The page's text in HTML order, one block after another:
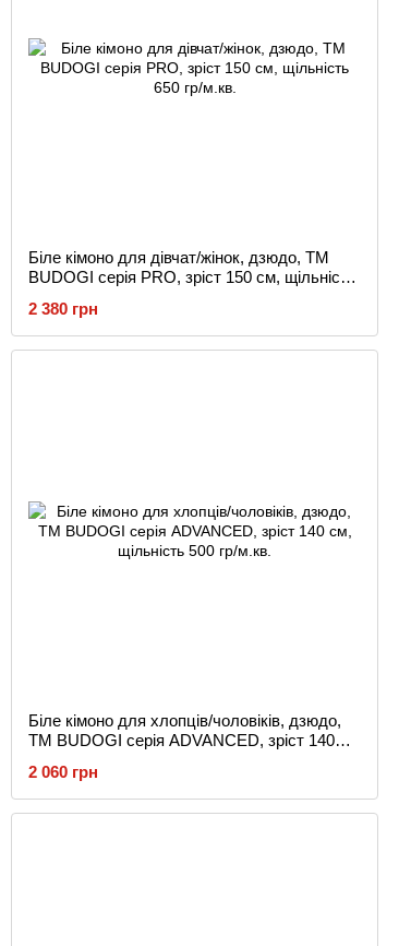
Біле кімоно для дівчат/жінок, дзюдо, TM
BUDOGI серія PRO, зріст 150 см, щільність
2 380 грн
Біле кімоно для хлопців/чоловіків, дзюдо,
TM BUDOGI серія ADVANCED, зріст 140
2 060 грн